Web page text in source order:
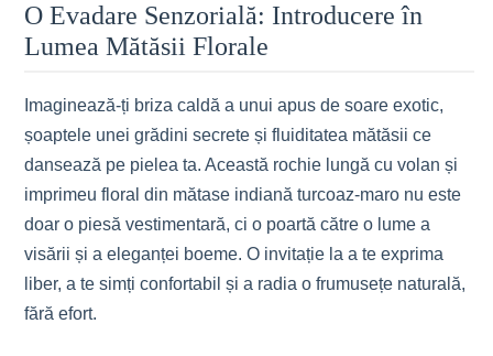
O Evadare Senzorială: Introducere în
Lumea Mătăsii Florale
Imaginează-ți briza caldă a unui apus de soare exotic,
șoaptele unei grădini secrete și fluiditatea mătăsii ce
dansează pe pielea ta. Această rochie lungă cu volan și
imprimeu floral din mătase indiană turcoaz-maro nu este
doar o piesă vestimentară, ci o poartă către o lume a
visării și a eleganței boeme. O invitație la a te exprima
liber, a te simți confortabil și a radia o frumusețe naturală,
fără efort.